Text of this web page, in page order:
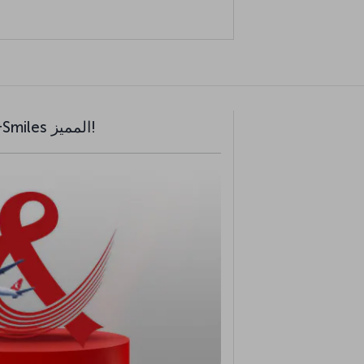
مرحبا بكم في عالم Miles&Smiles المميز!